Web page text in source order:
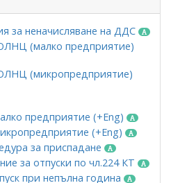
за неначисляване на ДДС
(малко предприятие)
(микропредприятие)
предприятие (+Eng)
(+Eng)
за приспадане
за отпуски по чл.224 КТ
при непълна година